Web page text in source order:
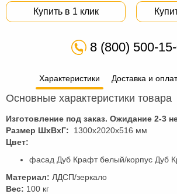
из
Садовая
Купить в 1 клик
8 (800) 500-
Характеристики Доставка и
Основные характеристики товара
Изготовление под заказ. Ожидание 2-3
Размер ШхВхГ: 1300x2020x516 мм
Цвет:
фасад Дуб Крафт белый/корпус Дуб
Материал: ЛДСП/зеркало
Вес: 100 кг